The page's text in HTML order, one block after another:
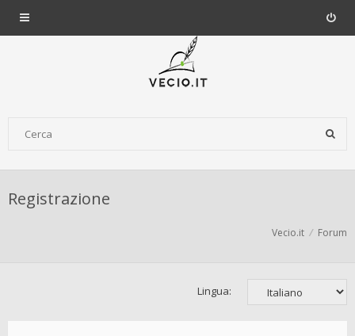
Registrazione
Vecio.it Forum
Lingua: